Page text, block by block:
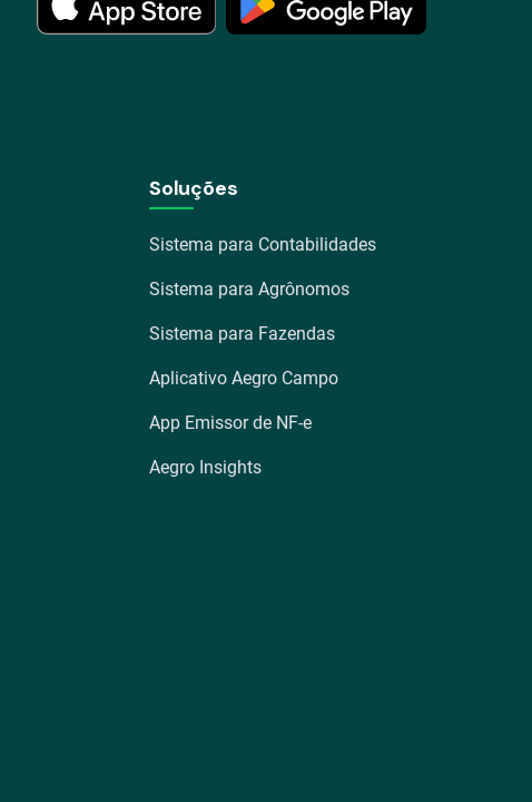
Soluções
Sistema para Contabilidades
Sistema para Agrônomos
Sistema para Fazendas
Aplicativo Aegro Campo
App Emissor de NF-e
Aegro Insights